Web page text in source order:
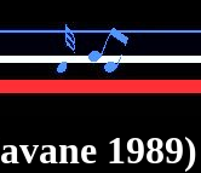
1989)